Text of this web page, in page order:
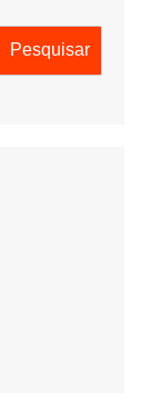
Pesquisar